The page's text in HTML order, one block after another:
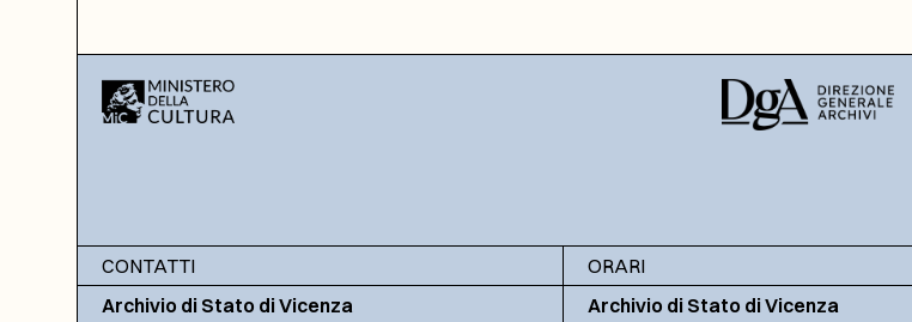
CONTATTI
Archivio di Stato di Vicenza
ORARI
Archivio di Stato di Vicenza